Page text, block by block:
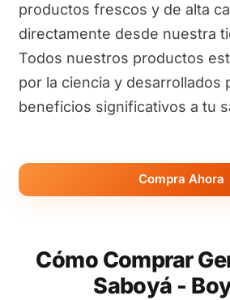
productos frescos y de alta
directamente desde nuestra
Todos nuestros productos
por la ciencia y desarrollados
beneficios significativos a tu
Compra Ahora
Cómo Comprar
Saboyá -